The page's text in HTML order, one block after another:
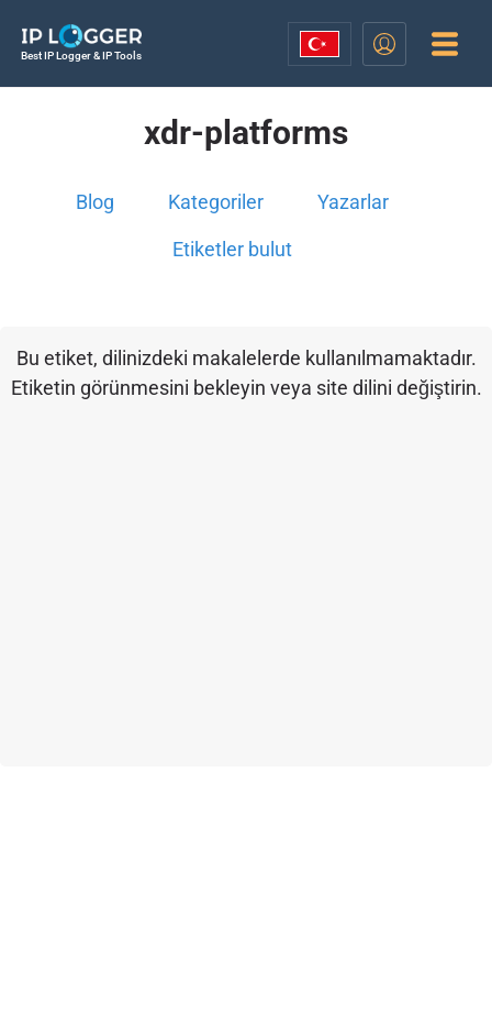
Best IP Logger & IP Tools
xdr-platforms
Blog Kategoriler Yazarlar
Etiketler bulut